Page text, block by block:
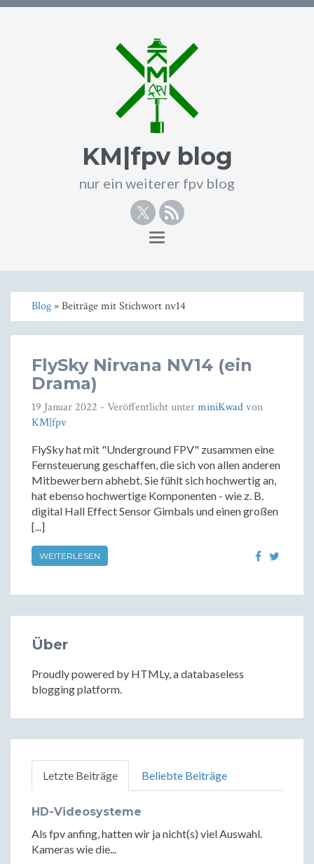
KM|fpv blog
nur ein weiterer fpv blog
Twitter
RSS
Toggle
Blog» Beiträge mit Stichwort nv14
FlySky Nirvana NV14 (ein
Drama)
19 Januar 2022 - Veröffentlicht unterminiKwadvon
KM|fpv
FlySky hat mit "Underground FPV" zusammen eine
Fernsteuerung geschaffen, die sich von allen anderen
Mitbewerbern abhebt. Sie fühlt sich hochwertig an,
hat ebenso hochwertige Komponenten - wie z. B.
digital Hall Effect Sensor Gimbals und einen großen
[...]
WEITERLESEN
Über
Proudly powered by HTMLy, a databaseless
blogging platform.
Letzte Beiträge Beliebte Beiträge
HD-Videosysteme
Als fpv anfing, hatten wir ja nicht(s) viel Auswahl.
Kameras wie die...